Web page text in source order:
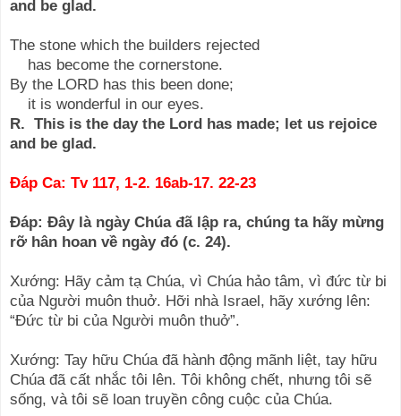
and be glad.
The stone which the builders rejected
has become the cornerstone.
By the LORD has this been done;
it is wonderful in our eyes.
R. This is the day the Lord has made; let us rejoice
and be glad.
Ðáp Ca: Tv 117, 1-2. 16ab-17. 22-23
Ðáp: Ðây là ngày Chúa đã lập ra, chúng ta hãy mừng
rỡ hân hoan về ngày đó (c. 24).
Xướng: Hãy cảm tạ Chúa, vì Chúa hảo tâm, vì đức từ bi
của Người muôn thuở. Hỡi nhà Israel, hãy xướng lên:
“Ðức từ bi của Người muôn thuở”.
Xướng: Tay hữu Chúa đã hành động mãnh liệt, tay hữu
Chúa đã cất nhắc tôi lên. Tôi không chết, nhưng tôi sẽ
sống, và tôi sẽ loan truyền công cuộc của Chúa.